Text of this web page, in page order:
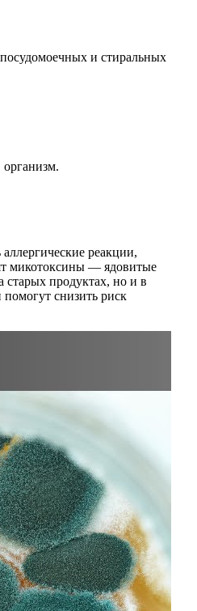
и стиральных
организм.
реакции,
микотоксины — ядовитые
старых продуктах, но и в
снизить риск